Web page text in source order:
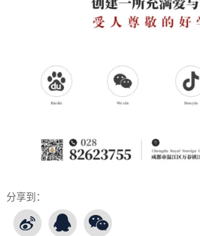
分享到：